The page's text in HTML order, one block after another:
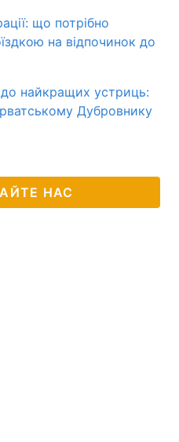
що потрібно
на відпочинок до
до найкращих устриць:
Дубровнику
НАС